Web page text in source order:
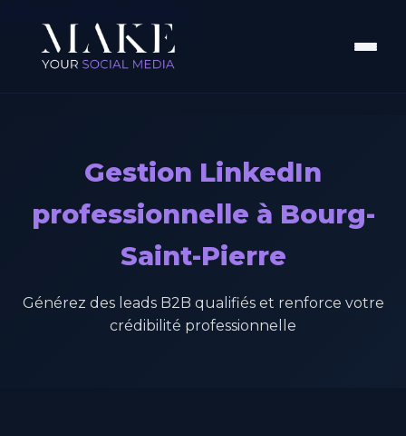
Gestion LinkedIn
professionnelle à Bourg-
Saint-Pierre
Générez des leads B2B qualifiés et renforce votre
crédibilité professionnelle